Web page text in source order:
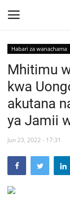
Nyumba
Jukwaa la
Wasiliana
Onyesho la
Misri
Habari za wanachama
Mhitimu
kwa
akutana
ya Jamii
Jun 23, 2022 - 17:31